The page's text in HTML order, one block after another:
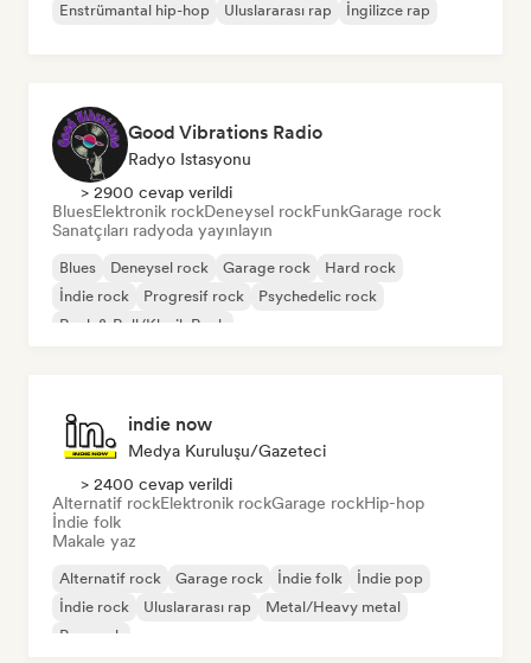
Enstrümantal hip-hop
Uluslararası rap İngilizce rap
Good Vibrations Radio
Radyo Istasyonu
> 2900 cevap verildi
BluesElektronik rockDeneysel rockFunkGarage rock
Sanatçıları radyoda yayınlayın
Blues Deneysel rock Garage rock
Hard rock
İndie rock
Progresif rock
Psychedelic rock
Rock & Roll/Klasik Rock
indie now
Medya Kuruluşu/Gazeteci
> 2400 cevap verildi
Alternatif rockElektronik rockGarage rockHip-hop
İndie folk
Makale yaz
Alternatif rock Garage rock İndie folk
İndie pop
İndie rock
Uluslararası rap
Metal/Heavy metal
Pop rock